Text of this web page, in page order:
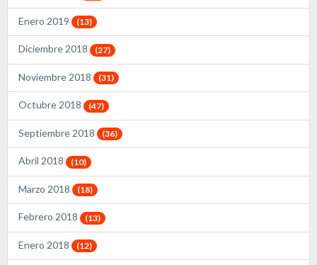
Enero 2019 (13)
Diciembre 2018 (27)
Noviembre 2018 (31)
Octubre 2018 (47)
Septiembre 2018 (36)
Abril 2018 (10)
Marzo 2018 (18)
Febrero 2018 (13)
Enero 2018 (12)